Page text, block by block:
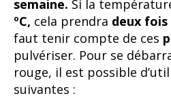
semaine. Si la
ºC, cela prendra deux fois
faut tenir compte de ces
pulvériser. Pour se
rouge, il est possible
suivantes :